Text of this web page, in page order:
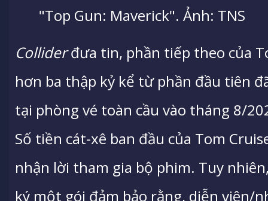
"Top Gun: Maverick". Ảnh: TNS
Colliderđưa tin, phần tiếp theo của
hơn ba thập kỷ kể từ phần đầu tiên
tại phòng vé toàn cầu vào tháng 8/
Số tiền cát-xê ban đầu của Tom
nhận lời tham gia bộ phim. Tuy
ký một gói đảm bảo rằng, diễn viên/